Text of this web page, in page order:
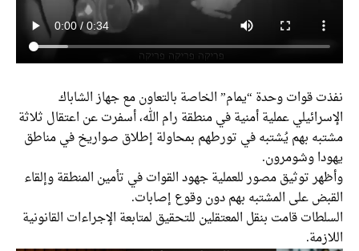
نفذت قوات وحدة “يمام” الخاصة بالتعاون مع جهاز الشاباك
الإسرائيلي عملية أمنية في منطقة رام الله، أسفرت عن اعتقال ثلاثة
مشتبه بهم يُشتبه في تورطهم بمحاولة إطلاق صواريخ في مناطق
يهودا وشومرون.
وأظهر توثيق مصور للعملية جهود القوات في تأمين المنطقة وإلقاء
القبض على المشتبه بهم دون وقوع إصابات.
السلطات قامت بنقل المعتقلين للتحقيق لمتابعة الإجراءات القانونية
اللازمة.